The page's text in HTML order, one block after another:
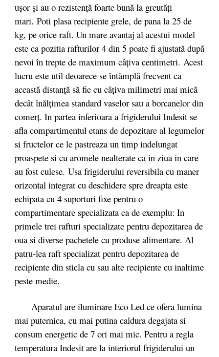
ușor și au o rezistență foarte bună la greutăți
mari. Poti plasa recipiente grele, de pana la 25 de
kg, pe orice raft. Un mare avantaj al acestui model
este ca pozitia rafturilor 4 din 5 poate fi ajustată după
nevoi în trepte de maximum câţiva centimetri. Acest
lucru este util deoarece se întâmplă frecvent ca
această distanţă să fie cu câţiva milimetri mai mică
decât înălţimea standard vaselor sau a borcanelor din
comerţ. In partea inferioara a frigiderului Indesit se
afla compartimentul etans de depozitare al legumelor
si fructelor ce le pastreaza un timp indelungat
proaspete si cu aromele nealterate ca in ziua in care
au fost culese. Usa frigiderului reversibila cu maner
orizontal integrat cu deschidere spre dreapta este
echipata cu 4 suporturi fixe pentru o
compartimentare specializata ca de exemplu: In
primele trei rafturi specializate pentru depozitarea de
oua si diverse pachetele cu produse alimentare. Al
patru-lea raft specializat pentru depozitarea de
recipiente din sticla cu sau alte recipiente cu inaltime
peste medie.
Aparatul are iluminare Eco Led ce ofera lumina
mai puternica, cu mai putina caldura degajata si
consum energetic de 7 ori mai mic. Pentru a regla
temperatura Indesit are la interiorul frigiderului un